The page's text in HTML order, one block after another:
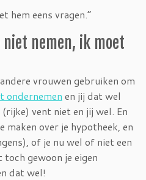
hem eens vragen.”
nemen, ik moet
vrouwen gebruiken om
ondernemen en jij dat wel
vent niet en jij wel. En
maken over je hypotheek, en
of je nu wel of niet een
gewoon je eigen
dat wel!